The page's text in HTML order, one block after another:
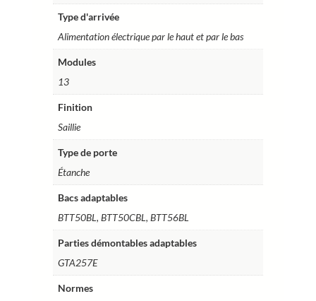
Type d'arrivée
Alimentation électrique par le haut et par le bas
Modules
13
Finition
Saillie
Type de porte
Étanche
Bacs adaptables
BTT50BL, BTT50CBL, BTT56BL
Parties démontables adaptables
GTA257E
Normes